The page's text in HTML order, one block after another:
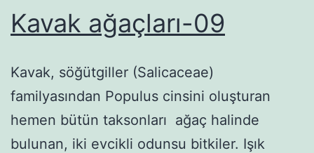
Kavak ağaçları-09
Kavak, söğütgiller (Salicaceae)
familyasından Populus cinsini oluşturan
hemen bütün taksonları ağaç halinde
bulunan, iki evcikli odunsu bitkiler. Işık